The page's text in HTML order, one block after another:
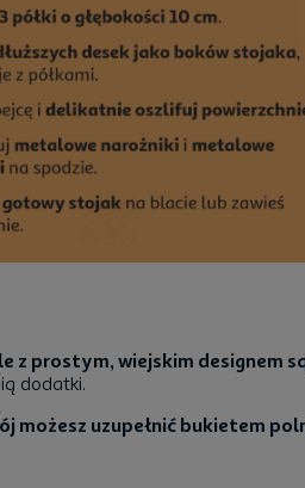
z prostym, wiejskim designem
dodatki.
możesz uzupełnić bukietem